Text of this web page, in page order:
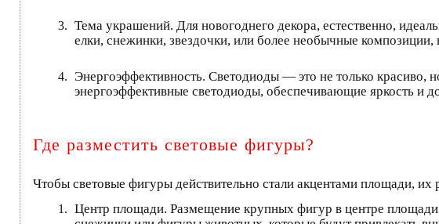
Тема украшений. Для новогоднего декора, естественно,
елки, снежинки, звездочки, или более необычные
Энергоэффективность. Светодиоды — это не только красиво,
энергоэффективные светодиоды, обеспечивающие яркость и
Где разместить световые фигуры?
Чтобы световые фигуры действительно стали акцентами площади,
Центр площади. Размещение крупных фигур в центре